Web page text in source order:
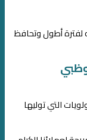
لفترة أطول وتحافظ
التي توليها